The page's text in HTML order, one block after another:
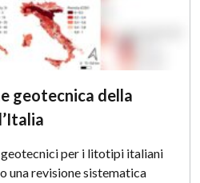
geotecnica della
per i litotipi italiani
una revisione sistematica